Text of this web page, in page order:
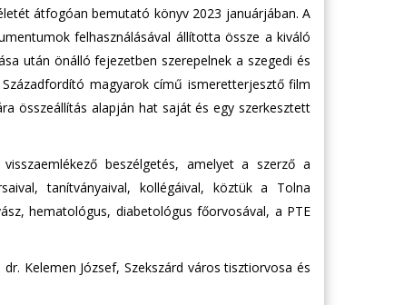
átfogóan bemutató könyv 2023 januárjában. A
felhasználásával állította össze a kiváló
után önálló fejezetben szerepelnek a szegedi és
magyarok című ismeretterjesztő film
összeállítás alapján hat saját és egy szerkesztett
beszélgetés, amelyet a szerző a
tanítványaival, kollégáival, köztük a Tolna
hematológus, diabetológus főorvosával, a PTE
Kelemen József, Szekszárd város tisztiorvosa és